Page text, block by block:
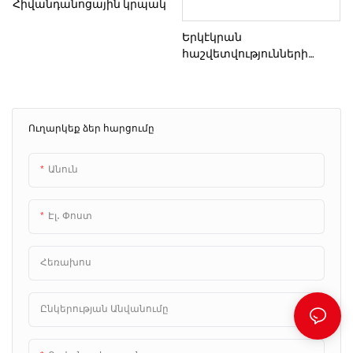
Ուղարկեք ձեր հարցումը
Անուն
Էլ․ Փոստ
Հեռախոս
Ընկերության Անվանումը
Հիվանդանոցային կրպակ
Երկէկրան
հաշվետվությունների